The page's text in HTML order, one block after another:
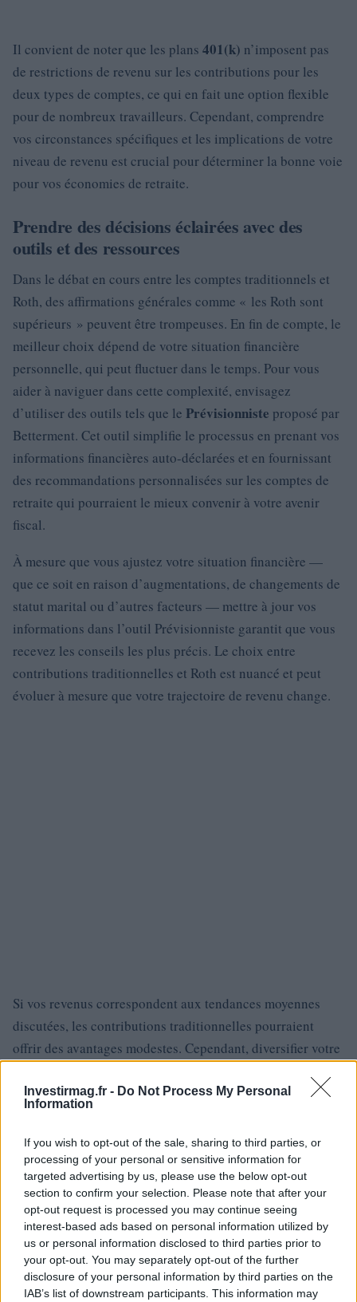
Investirmag.fr - Do Not Process My Personal
Information
If you wish to opt-out of the sale, sharing to third parties, or
processing of your personal or sensitive information for
targeted advertising by us, please use the below opt-out
section to confirm your selection. Please note that after your
opt-out request is processed you may continue seeing
interest-based ads based on personal information utilized by
us or personal information disclosed to third parties prior to
your opt-out. You may separately opt-out of the further
disclosure of your personal information by third parties on the
IAB’s list of downstream participants. This information may
Il convient de noter que les plans 401(k) n’imposent pas
de restrictions de revenu sur les contributions pour les
deux types de comptes, ce qui en fait une option flexible
pour de nombreux travailleurs. Cependant, comprendre
vos circonstances spécifiques et les implications de votre
niveau de revenu est crucial pour déterminer la bonne voie
pour vos économies de retraite.
Prendre des décisions éclairées avec des
outils et des ressources
Dans le débat en cours entre les comptes traditionnels et
Roth, des affirmations générales comme « les Roth sont
supérieurs » peuvent être trompeuses. En fin de compte, le
meilleur choix dépend de votre situation financière
personnelle, qui peut fluctuer dans le temps. Pour vous
aider à naviguer dans cette complexité, envisagez
d’utiliser des outils tels que le Prévisionniste proposé par
Betterment. Cet outil simplifie le processus en prenant vos
informations financières auto-déclarées et en fournissant
des recommandations personnalisées sur les comptes de
retraite qui pourraient le mieux convenir à votre avenir
fiscal.
À mesure que vous ajustez votre situation financière —
que ce soit en raison d’augmentations, de changements de
statut marital ou d’autres facteurs — mettre à jour vos
informations dans l’outil Prévisionniste garantit que vous
recevez les conseils les plus précis. Le choix entre
contributions traditionnelles et Roth est nuancé et peut
évoluer à mesure que votre trajectoire de revenu change.
Si vos revenus correspondent aux tendances moyennes
discutées, les contributions traditionnelles pourraient
offrir des avantages modestes. Cependant, diversifier votre
traditionnels peut apporter une flexibilité précieuse à la
implications fiscales, vous permettant de vous concentrer
davantage sur la croissance de vos économies et l’atteinte
de vos objectifs financiers.
AUTEUR
Staff